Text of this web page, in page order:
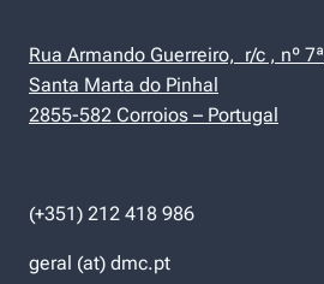
Rua Armando Guerreiro, r/c , nº 7ª
Santa Marta do Pinhal
2855-582 Corroios – Portugal
(+351) 212 418 986
geral (at) dmc.pt